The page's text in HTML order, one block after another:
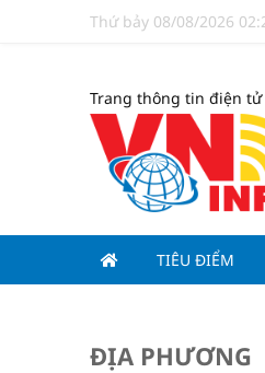
Thứ bảy 08/08/2026
Trang thông tin điện
TIÊU ĐIỂM
ĐỊA PHƯƠNG